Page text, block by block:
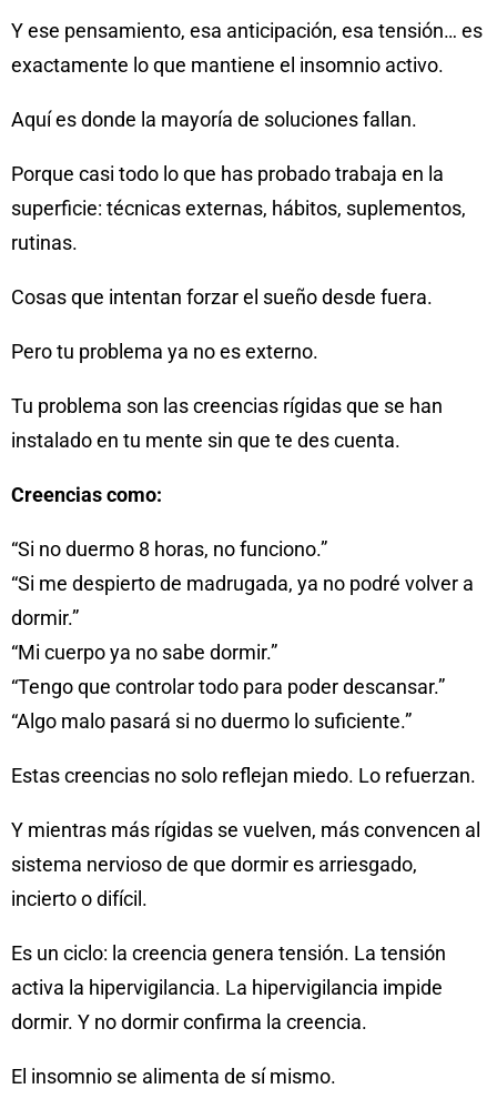
Y ese pensamiento, esa anticipación, esa tensión… es
exactamente lo que mantiene el insomnio activo.
Aquí es donde la mayoría de soluciones fallan.
Porque casi todo lo que has probado trabaja en la
superficie: técnicas externas, hábitos, suplementos,
rutinas.
Cosas que intentan forzar el sueño desde fuera.
Pero tu problema ya no es externo.
Tu problema son las creencias rígidas que se han
instalado en tu mente sin que te des cuenta.
Creencias como:
“Si no duermo 8 horas, no funciono.”
“Si me despierto de madrugada, ya no podré volver a
dormir.”
“Mi cuerpo ya no sabe dormir.”
“Tengo que controlar todo para poder descansar.”
“Algo malo pasará si no duermo lo suficiente.”
Estas creencias no solo reflejan miedo. Lo refuerzan.
Y mientras más rígidas se vuelven, más convencen al
sistema nervioso de que dormir es arriesgado,
incierto o difícil.
Es un ciclo: la creencia genera tensión. La tensión
activa la hipervigilancia. La hipervigilancia impide
dormir. Y no dormir confirma la creencia.
El insomnio se alimenta de sí mismo.